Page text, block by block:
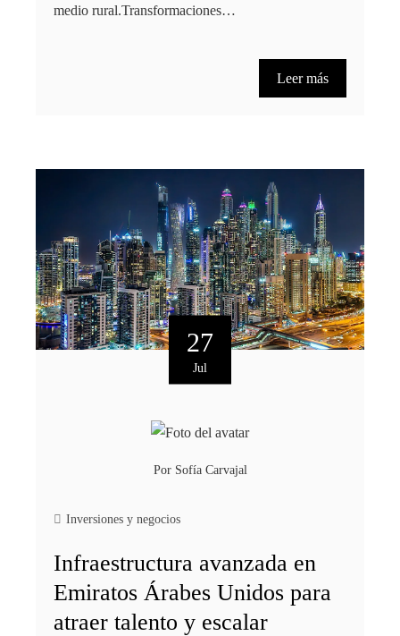
medio rural.Transformaciones…
Leer más
27
Jul
Por Sofía Carvajal
Inversiones y negocios
Infraestructura avanzada en
Emiratos Árabes Unidos para
atraer talento y escalar